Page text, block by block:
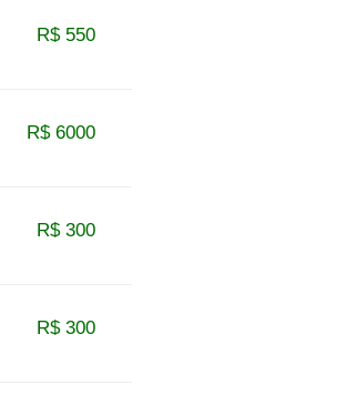
R$ 550
R$ 6000
R$ 300
R$ 300